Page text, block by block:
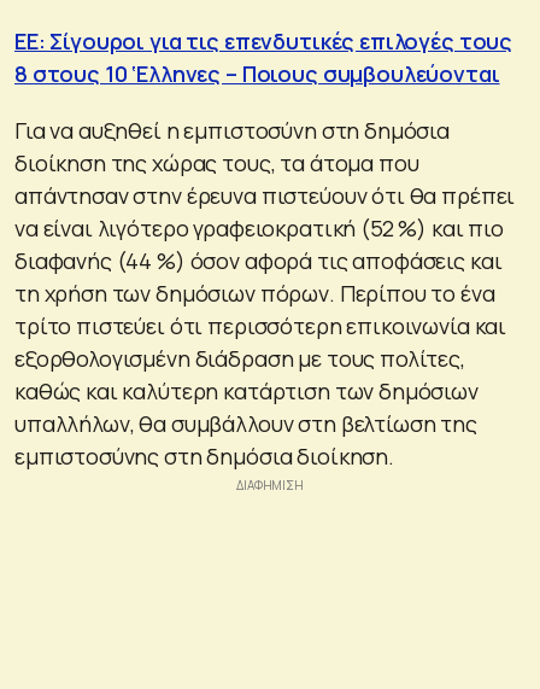
ΕΕ: Σίγουροι για τις επενδυτικές επιλογές τους
8 στους 10 ‘Ελληνες – Ποιους συμβουλεύονται
Για να αυξηθεί η εμπιστοσύνη στη δημόσια
διοίκηση της χώρας τους, τα άτομα που
απάντησαν στην έρευνα πιστεύουν ότι θα πρέπει
να είναι λιγότερο γραφειοκρατική (52 %) και πιο
διαφανής (44 %) όσον αφορά τις αποφάσεις και
τη χρήση των δημόσιων πόρων. Περίπου το ένα
τρίτο πιστεύει ότι περισσότερη επικοινωνία και
εξορθολογισμένη διάδραση με τους πολίτες,
καθώς και καλύτερη κατάρτιση των δημόσιων
υπαλλήλων, θα συμβάλλουν στη βελτίωση της
εμπιστοσύνης στη δημόσια διοίκηση.